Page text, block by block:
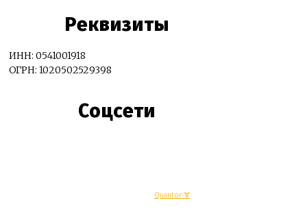
Реквизиты
ИНН: 0541001918
ОГРН: 1020502529398
Соцсети
Quantor-∀